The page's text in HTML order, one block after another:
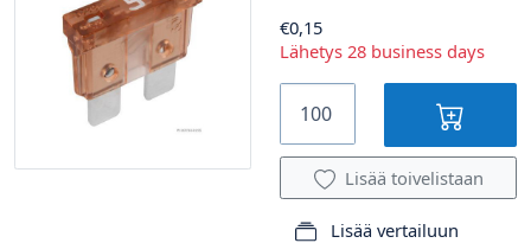
€0,15
Lähetys 28 business days
Lisää toivelistaan
Lisää vertailuun